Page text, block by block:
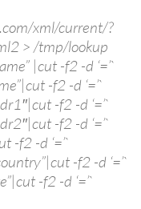
xml/current/?
> /tmp/lookup
|cut -f2 -d ‘=’`
-f2 -d ‘=’`
-f2 -d ‘=’`
-f2 -d ‘=’`
-f2 -d ‘=’`
-f2 -d ‘=’`
-f2 -d ‘=’`